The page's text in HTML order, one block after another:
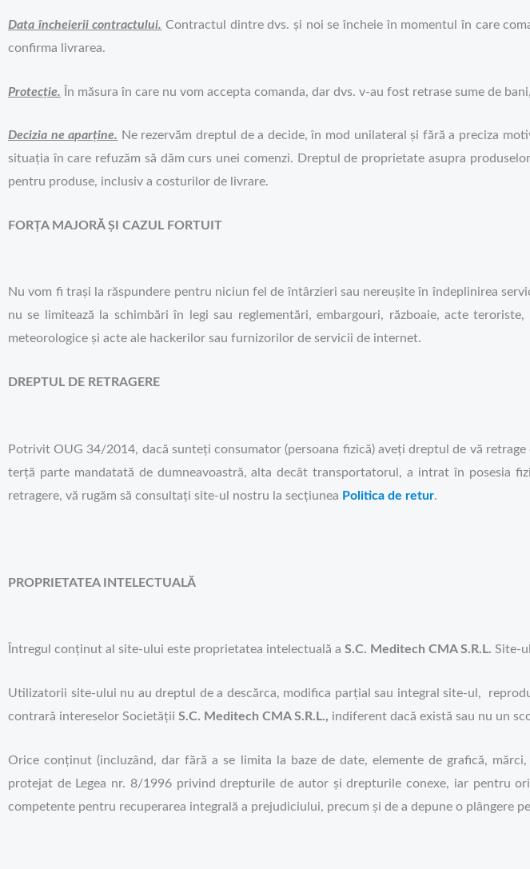
Data încheierii contractului. Contractul dintre dvs. și noi se încheie în momentul în care
confirma livrarea.
Protecție. În măsura în care nu vom accepta comanda, dar dvs. v-au fost retrase sume de
Decizia ne aparține. Ne rezervăm dreptul de a decide, în mod unilateral și fără a preciza
situația în care refuzăm să dăm curs unei comenzi. Dreptul de proprietate asupra
pentru produse, inclusiv a costurilor de livrare.
FORȚA MAJORĂ ȘI CAZUL FORTUIT
Nu vom fi trași la răspundere pentru niciun fel de întârzieri sau nereușite în îndeplinirea
nu se limitează la schimbări în legi sau reglementări, embargouri, războaie, acte
meteorologice și acte ale hackerilor sau furnizorilor de servicii de internet.
DREPTUL DE RETRAGERE
Potrivit OUG 34/2014, dacă sunteți consumator (persoana fizică) aveți dreptul de vă
terță parte mandatată de dumneavoastră, alta decât transportatorul, a intrat în posesia
retragere, vă rugăm să consultați site-ul nostru la secțiunea Politica de retur.
PROPRIETATEA INTELECTUALĂ
Întregul conținut al site-ului este proprietatea intelectuală a S.C. Meditech CMA S.R.L. Site-
Utilizatorii site-ului nu au dreptul de a descărca, modifica parțial sau integral site-ul,
contrară intereselor Societății S.C. Meditech CMA S.R.L., indiferent dacă există sau nu un
Orice conținut (incluzând, dar fără a se limita la baze de date, elemente de grafică,
protejat de Legea nr. 8/1996 privind drepturile de autor și drepturile conexe, iar pentru
competente pentru recuperarea integrală a prejudiciului, precum și de a depune o plângere